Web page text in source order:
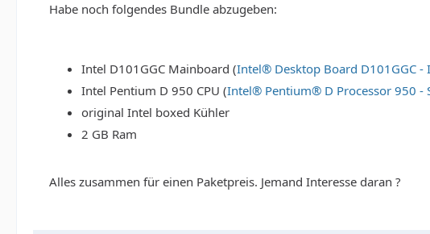
Habe noch folgendes Bundle abzugeben:
Intel D101GGC Mainboard (Intel® Desktop Board D101GGC
Intel Pentium D 950 CPU (Intel® Pentium® D Processor 950 -
original Intel boxed Kühler
2 GB Ram
Alles zusammen für einen Paketpreis. Jemand Interesse daran ?